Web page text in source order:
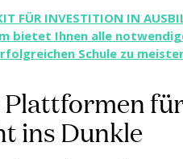
FÜR INVESTITION IN
bietet Ihnen alle
Schule zu
Plattformen
ins Dunkle